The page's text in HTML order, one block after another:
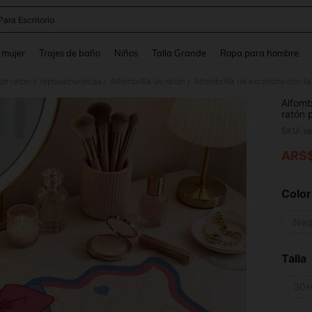
Escritorio
mujer Trajes de baño Niños Talla Grande Ropa para hombre
ratón
Color
Talla